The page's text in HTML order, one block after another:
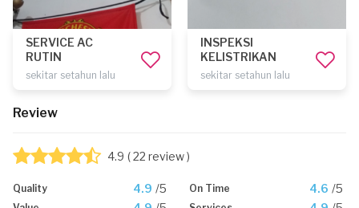
SERVICE AC
RUTIN
sekitar setahun lalu
INSPEKSI
KELISTRIKAN
sekitar setahun lalu
Review
4.9 ( 22 review )
Quality 4.9 /5 On Time 4.6 /5